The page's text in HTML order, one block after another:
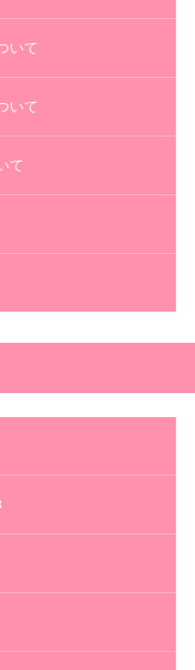
いて
いて
て